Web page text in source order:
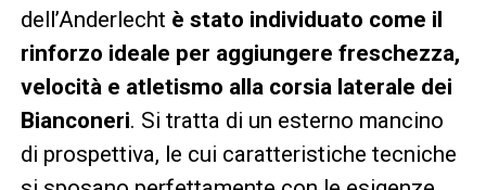
dell’Anderlecht è stato individuato come il
rinforzo ideale per aggiungere freschezza,
velocità e atletismo alla corsia laterale dei
Bianconeri. Si tratta di un esterno mancino
di prospettiva, le cui caratteristiche tecniche